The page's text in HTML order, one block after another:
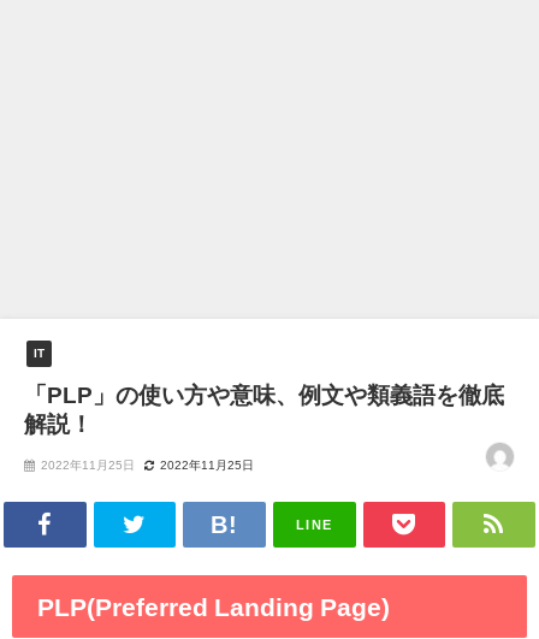
IT
「PLP」の使い方や意味、例文や類義語を徹底
解説！
2022年11月25日 2022年11月25日
LINE
PLP(Preferred Landing Page)